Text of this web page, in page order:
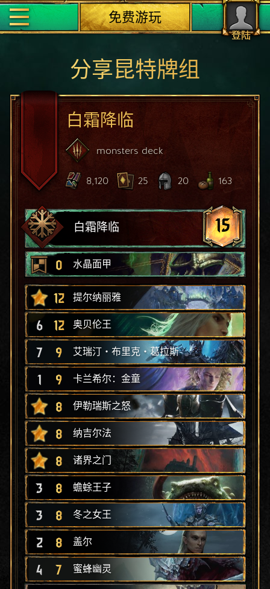
登陆
免费游玩
分享昆特牌组
白霜降临
monsters deck
8,120 25 20 163
白霜降临 15
0 水晶面甲
12 提尔纳丽雅
6 12 奥贝伦王
7 9 艾瑞汀‧布里克‧葛拉斯
1 9 卡兰希尔：金童
8 伊勒瑞斯之怒
8 纳吉尔法
8 诸界之门
3 8 蟾蜍王子
3 8 冬之女王
2 8 盖尔
4 7 蜜蜂幽灵